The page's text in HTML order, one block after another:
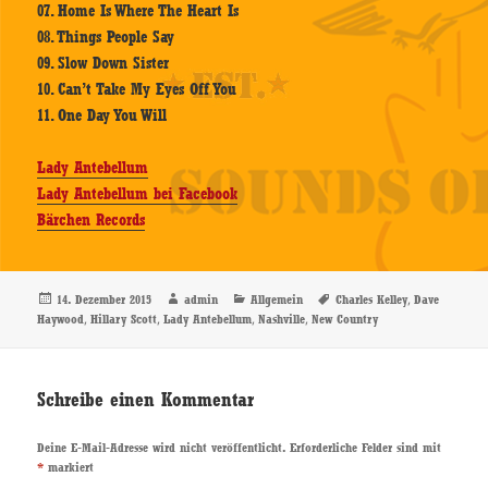
07. Home Is Where The Heart Is
08. Things People Say
09. Slow Down Sister
10. Can’t Take My Eyes Off You
11. One Day You Will
Lady Antebellum
Lady Antebellum bei Facebook
Bärchen Records
Veröffentlicht
am
14. Dezember 2015 Autor
admin Kategorien
Allgemein Schlagwörter
Charles Kelley,Dave
Haywood,Hillary Scott,Lady Antebellum,Nashville,New Country
Schreibe einen Kommentar
Deine E-Mail-Adresse wird nicht veröffentlicht. Erforderliche Felder sind mit
* markiert